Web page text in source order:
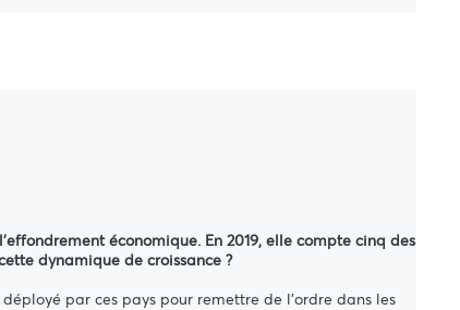
économique. En 2019, elle compte cinq des
dynamique de croissance ?
par ces pays pour remettre de l'ordre dans les